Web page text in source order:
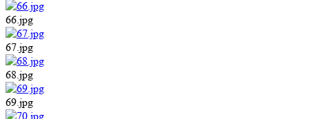
66.jpg
67.jpg
68.jpg
69.jpg